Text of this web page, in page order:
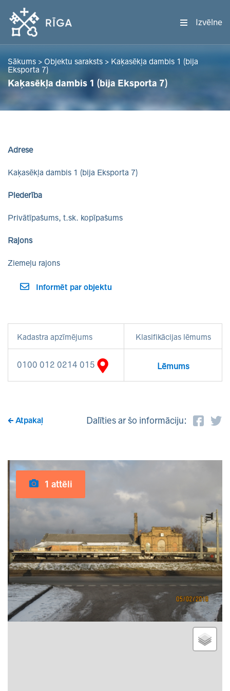
Izvēlne
Sākums > Objektu saraksts > Kaķasēkļa dambis 1 (bija
Eksporta 7)
Kaķasēkļa dambis 1 (bija Eksporta 7)
Adrese
Kaķasēkļa dambis 1 (bija Eksporta 7)
Piederība
Privātīpašums, t.sk. kopīpašums
Rajons
Ziemeļu rajons
Informēt par objektu
Kadastra apzīmējums Klasifikācijas lēmums
0100 012 0214 015 Lēmums
Atpakaļ Dalīties ar šo informāciju:
1 attēli